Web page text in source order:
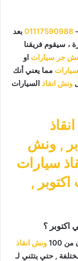
01117590988 بعد
، سيقوم فريقنا
جر سيارات او
مما يعني أنك
ونش انقاذ السيارات
, ونش
سيارات
,
اكتوبر ؟
100
ونش انقاذ
, حتي يتثني لـ